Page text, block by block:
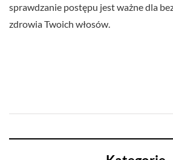
sprawdzanie postępu jest ważne dla
zdrowia Twoich włosów.